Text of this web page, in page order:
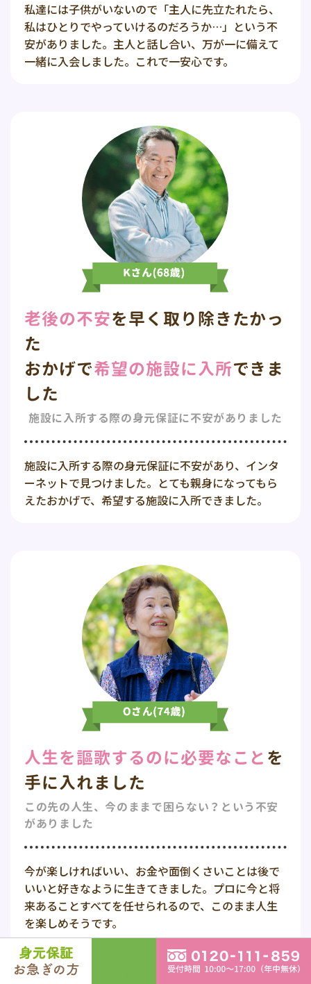
私達には子供がいないので「主人に先立たれたら、
私はひとりでやっていけるのだろうか…」という不
安がありました。主人と話し合い、万が一に備えて
一緒に入会しました。これで一安心です。
老後の不安を早く取り除きたかっ
た
おかげで希望の施設に入所できま
した
施設に入所する際の身元保証に不安がありました
施設に入所する際の身元保証に不安があり、インタ
ーネットで見つけました。とても親身になってもら
えたおかげで、希望する施設に入所できました。
人生を謳歌するのに必要なこと を
手に入れました
この先の人生、今のままで困らない？ という不安
がありました
今が楽しければいい、お金や面倒くさいことは後で
いいと好きなように生きてきました。プロに今と将
来あることすべてを任せられるので、このまま人生
を楽しめそうです。